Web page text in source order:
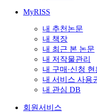
MyRISS
내 추천논문
내 책장
내 최근 본 논문
내 저작물관리
내 구매·신청 현
내 서비스 사용
내 관심 DB
회원서비스